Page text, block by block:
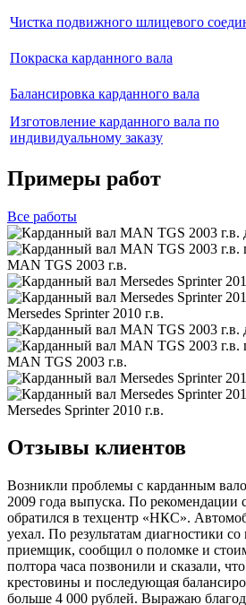
Чистка подвижного шлицевого
Покраска карданного вала
Балансировка карданного вала
Изготовление карданного вала по
индивидуальному заказу
Примеры работ
Все работы
MAN TGS 2003 г.в.
Mersedes Sprinter 2010 г.в.
MAN TGS 2003 г.в.
Mersedes Sprinter 2010 г.в.
Отзывы клиентов
Возникли проблемы с карданным
2009 года выпуска. По рекомендации
обратился в техцентр «НКС».
уехал. По результатам диагностики со
приемщик, сообщил о поломке и
полтора часа позвонили и сказали,
крестовины и последующая
больше 4 000 рублей. Выражаю